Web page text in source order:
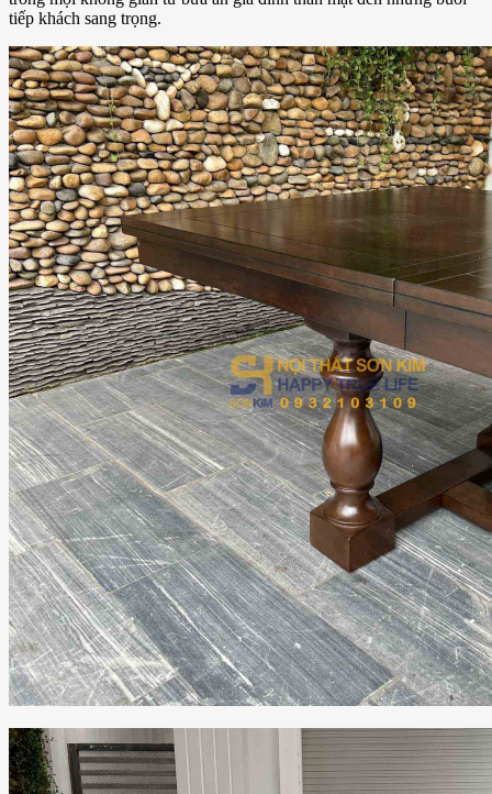
tiếp khách sang trọng.